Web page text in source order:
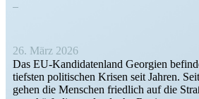
26. März 2026
Das EU-Kandi­­da­­tenland Georgien
tiefsten politi­schen Krisen seit Jahren.
gehen die Menschen friedlich auf die